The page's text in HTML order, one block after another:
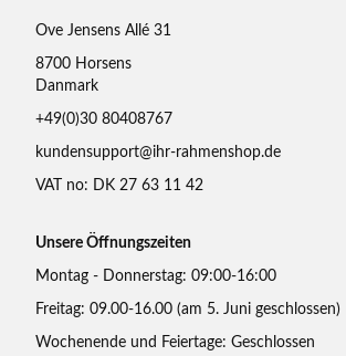
Ove Jensens Allé 31
8700 Horsens
Danmark
+49(0)30 80408767
kundensupport@ihr-rahmenshop.de
VAT no: DK 27 63 11 42
Unsere Öffnungszeiten
Montag - Donnerstag: 09:00-16:00
Freitag: 09.00-16.00 (am 5. Juni geschlossen)
Wochenende und Feiertage: Geschlossen